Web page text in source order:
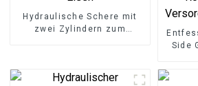
Hydraulische Schere mit
zwei Zylindern zum
Side